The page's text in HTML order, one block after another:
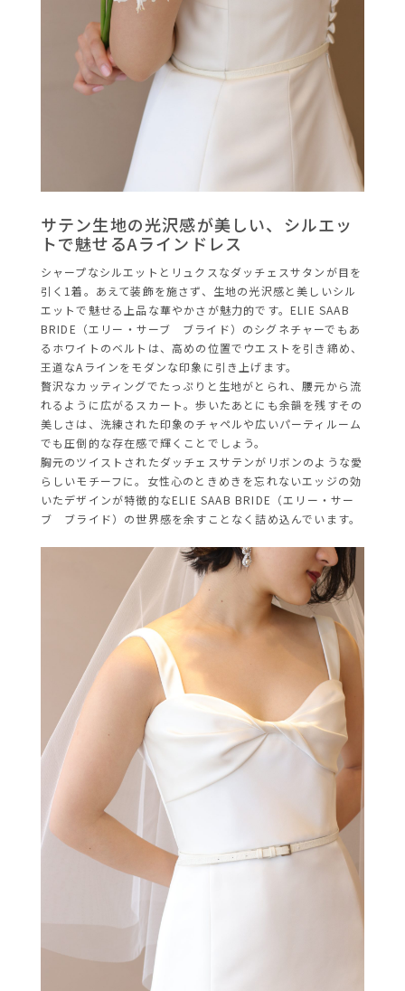
サテン生地の光沢感が美しい、シルエッ
トで魅せるAラインドレス
シャープなシルエットとリュクスなダッチェスサタンが目を
引く1着。あえて装飾を施さず、生地の光沢感と美しいシル
エットで魅せる上品な華やかさが魅力的です。ELIE SAAB
BRIDE（エリー・サーブ ブライド）のシグネチャーでもあ
るホワイトのベルトは、高めの位置でウエストを引き締め、
王道なAラインをモダンな印象に引き上げます。
贅沢なカッティングでたっぷりと生地がとられ、腰元から流
れるように広がるスカート。歩いたあとにも余韻を残すその
美しさは、洗練された印象のチャペルや広いパーティルーム
でも圧倒的な存在感で輝くことでしょう。
胸元のツイストされたダッチェスサテンがリボンのような愛
らしいモチーフに。女性心のときめきを忘れないエッジの効
いたデザインが特徴的なELIE SAAB BRIDE（エリー・サー
ブ ブライド）の世界感を余すことなく詰め込んでいます。